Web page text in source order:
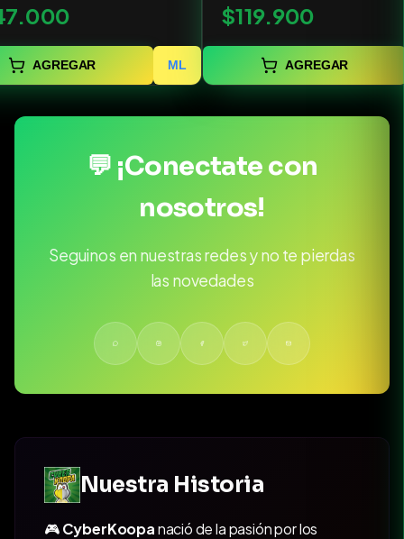
AGREGAR ML
$119.900
AGREGAR
💬 ¡Conectate con
nosotros!
Seguinos en nuestras redes y no te pierdas
las novedades
Nuestra Historia
🎮CyberKoopanació de la pasión por los